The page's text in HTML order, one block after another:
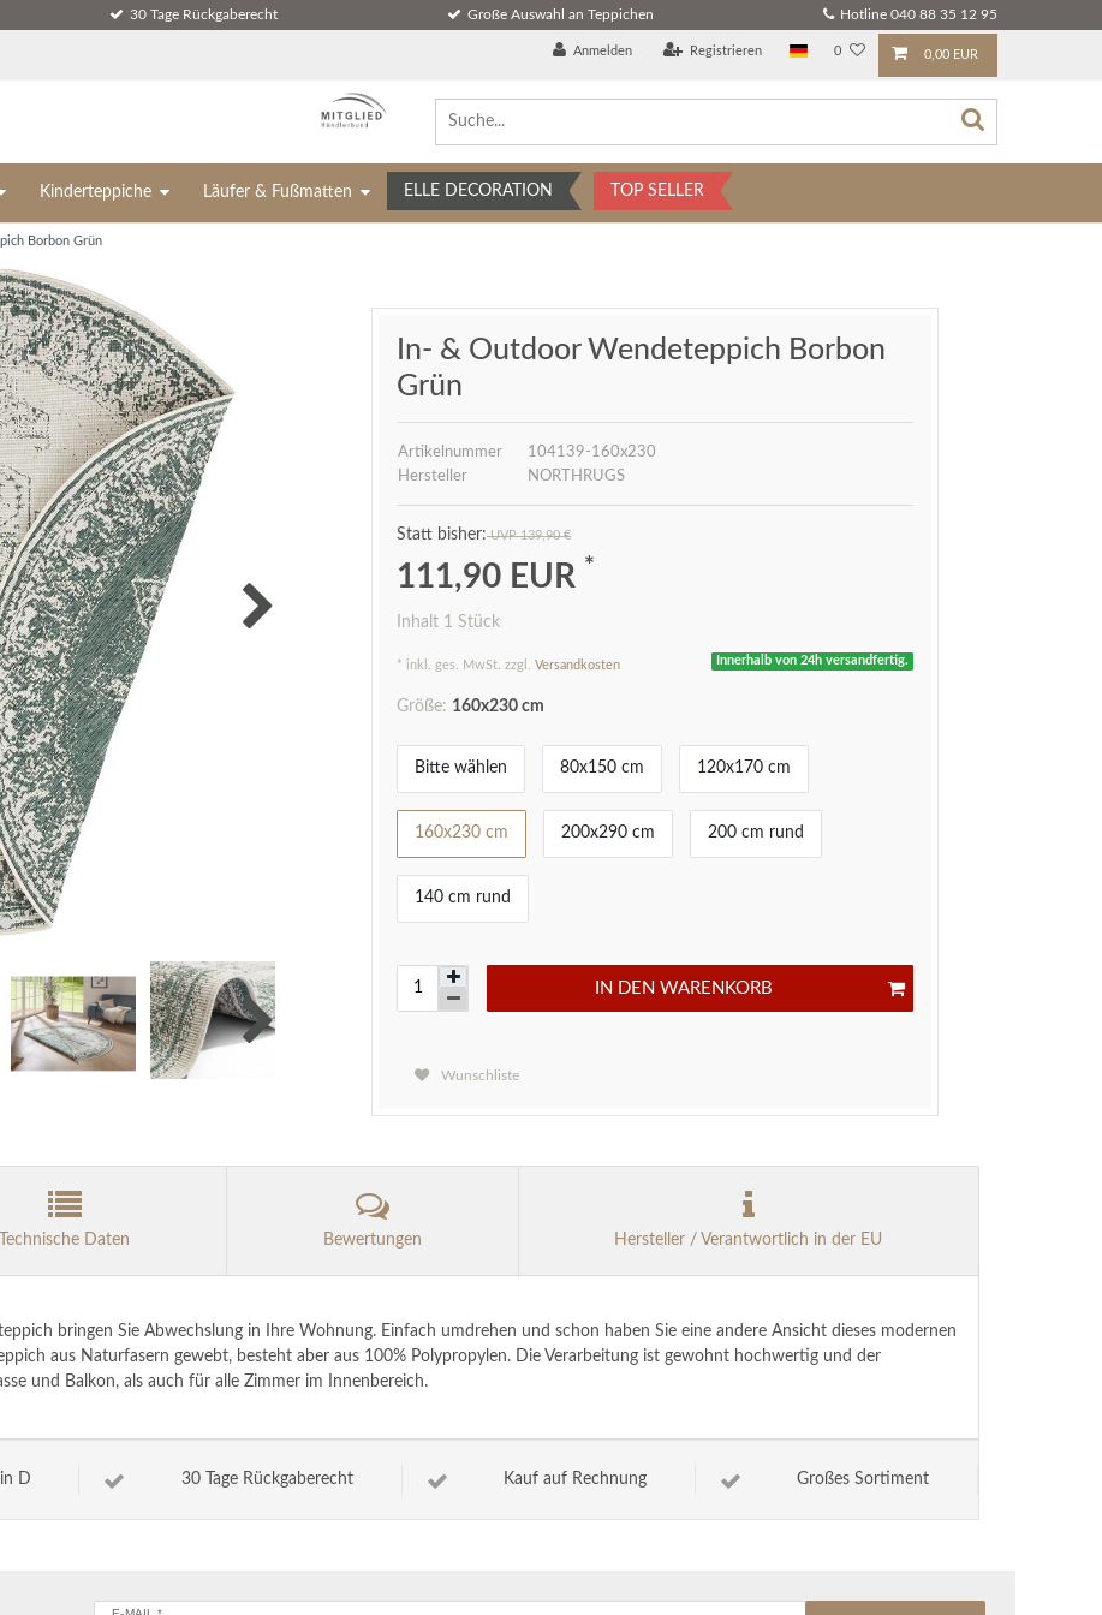
30 Tage Rückgaberecht Große Auswahl an Teppichen Hotline 040 88 35 12 95
Anmelden Registrieren 0 0,00 EUR
Kinderteppiche Läufer & Fußmatten ELLE DECORATION TOP SELLER
Borbon Grün
In- & Outdoor Wendeteppich Borbon
Grün
Artikelnummer
104139-160x230
Hersteller
NORTHRUGS
UVP 139,90 €
111,90 EUR *
Inhalt 1 Stück
* inkl. ges. MwSt. zzgl. Versandkosten Innerhalb von 24h versandfertig.
Größe: 160x230 cm
Bitte wählen 80x150 cm 120x170 cm
160x230 cm 200x290 cm 200 cm rund
140 cm rund
IN DEN WARENKORB
Wunschliste
Technische Daten Bewertungen Hersteller / Verantwortlich in der EU
bringen Sie Abwechslung in Ihre Wohnung. Einfach umdrehen und schon haben Sie eine andere Ansicht dieses modernen
aus Naturfasern gewebt, besteht aber aus 100% Polypropylen. Die Verarbeitung ist gewohnt hochwertig und der
und Balkon, als auch für alle Zimmer im Innenbereich.
D 30 Tage Rückgaberecht Kauf auf Rechnung Großes Sortiment